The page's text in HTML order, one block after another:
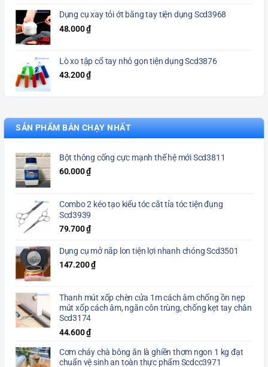
Dụng cụ xay tỏi ớt bằng tay tiện dụng Scd3968
48.000₫
Lò xo tập cổ tay nhỏ gọn tiện dụng Scd3876
43.200₫
SẢN PHẨM BÁN CHẠY NHẤT
Bột thông cống cực mạnh thế hệ mới Scd3811
60.000₫
Combo 2 kéo tạo kiểu tóc cắt tỉa tóc tiện đụng
Scd3939
79.700₫
Dụng cụ mở nắp lon tiện lợi nhanh chóng Scd3501
147.200₫
Thanh mút xốp chèn cửa 1m cách âm chống ồn nẹp
mút xốp cách âm, ngăn côn trùng, chống kẹt tay chân
Scd3174
44.600₫
Cơm cháy chà bông ăn là ghiền thơm ngon 1 kg đạt
chuẩn vệ sinh an toàn thực phẩm Scdcc3971